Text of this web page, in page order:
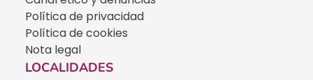
Política de privacidad
Política de cookies
Nota legal
LOCALIDADES